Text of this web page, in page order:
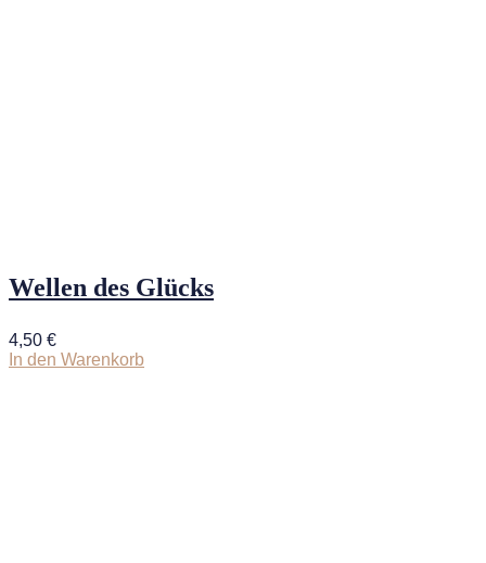
Wellen des Glücks
4,50 €
In den Warenkorb